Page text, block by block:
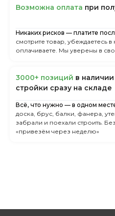
Boзмoжнa oплaтa пpи
Никаких рисков — платите
смотрите товар, убеждаетесь
оплачиваете. Мы уверены в
3000+ пoзиций в
cтpoйки cpaзу нa cклaдe
Всё, что нужно — в одном
доска, брус, балки, фанера,
забрали и поехали строить.
«привезём через неделю»